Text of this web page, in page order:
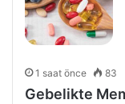
1 saat önce 83
Gebelikte